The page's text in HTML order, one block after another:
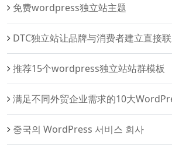
免费wordpress独立站主题
DTC独立站让品牌与消费者建立直接
推荐15个wordpress独立站站群模板
满足不同外贸企业需求的10大
중국의 WordPress 서비스 회사